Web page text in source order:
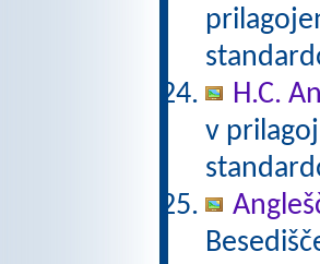
H.C.
v